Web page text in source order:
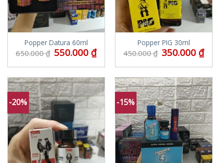
Popper Datura 60ml
650.000₫ 550.000 ₫
Popper PIG 30ml
450.000₫ 350.000 ₫
-20% -15%